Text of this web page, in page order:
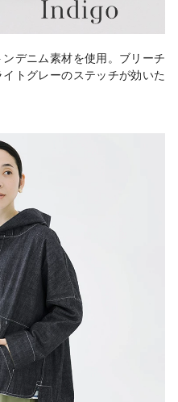
デニム素材を使用。ブリーチ
トグレーのステッチが効いた